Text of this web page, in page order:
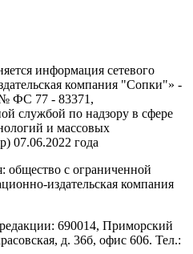
информация сетевого
компания "Сопки"» -
№ ФС 77 - 83371,
службой по надзору в сфере
и массовых
07.06.2022 года
общество с ограниченной
издательская компания
690014, Приморский
д. 36б, офис 606. Тел.: